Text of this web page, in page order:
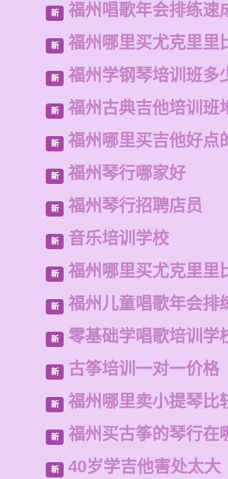
新 福州唱歌年会排练速
新 福州哪里买尤克里里
新 福州学钢琴培训班多
新 福州古典吉他培训班
新 福州哪里买吉他好点
新 福州琴行哪家好
新 福州琴行招聘店员
新 音乐培训学校
新 福州哪里买尤克里里
新 福州儿童唱歌年会排
新 零基础学唱歌培训学
新 古筝培训一对一价格
新 福州哪里卖小提琴比
新 福州买古筝的琴行在
新 40岁学吉他害处太大